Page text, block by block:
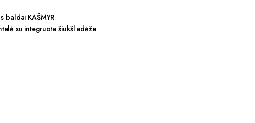
baldai KAŠMYR
su integruota šiukšliadėže